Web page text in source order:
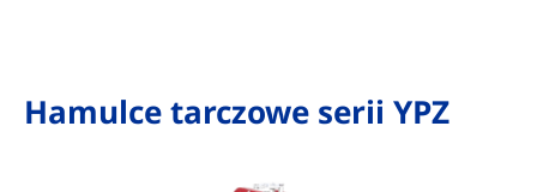
Hamulce tarczowe serii YPZ